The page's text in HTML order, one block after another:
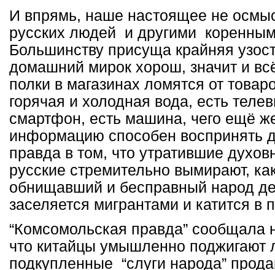
И впрямь, наше настоящее не
русских людей и другими
Большинству присуща крайняя
домашний мирок хорош, значит и
полки в магазинах ломятся от
горячая и холодная вода, есть
смартфон, есть машина, чего ещё
информацию способен воспринять
правда в том, что утратившие
русские стремительно вымирают,
обнищавший и бесправный народ
заселяется мигрантами и катится в
“Комсомольская правда” сообщала
что китайцы умышленно поджигают
подкупленные “слуги народа”